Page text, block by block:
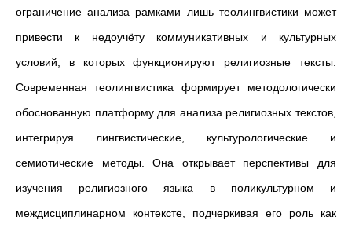
ограничение анализа рамками лишь теолингвистики может
привести к недоучёту коммуникативных и культурных
условий, в которых функционируют религиозные тексты.
Современная теолингвистика формирует методологически
обоснованную платформу для анализа религиозных текстов,
интегрируя лингвистические, культурологические и
семиотические методы. Она открывает перспективы для
изучения религиозного языка в поликультурном и
междисциплинарном контексте, подчеркивая его роль как